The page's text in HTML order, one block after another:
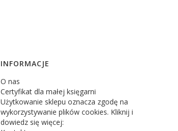
INFORMACJE
O nas
Certyfikat dla małej księgarni
Użytkowanie sklepu oznacza zgodę na
wykorzystywanie plików cookies. Kliknij i
dowiedz się więcej: